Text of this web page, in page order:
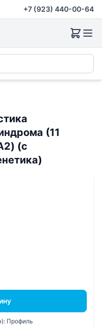
+7 (923) 440-00-64
(11
(с
Профиль